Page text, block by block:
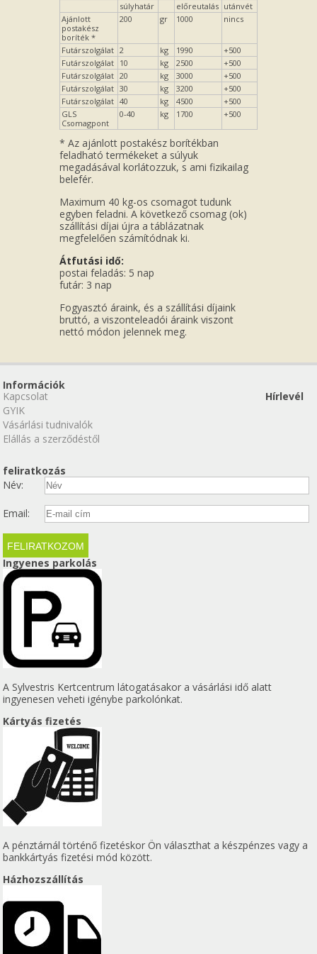
súlyhatár előreutalás utánvét
Ajánlott
postakész
boríték *
200 gr 1000 nincs
Futárszolgálat 2 kg 1990
+500
Futárszolgálat 10 kg 2500
+500
Futárszolgálat 20 kg 3000
+500
Futárszolgálat 30 kg 3200
+500
Futárszolgálat 40 kg 4500
+500
GLS
Csomagpont
0-40 kg 1700 +500
* Az ajánlott postakész borítékban
feladható termékeket a súlyuk
megadásával korlátozzuk, s ami fizikailag
belefér.
Maximum 40 kg-os csomagot tudunk
egyben feladni. A következő csomag (ok)
szállítási díjai újra a táblázatnak
megfelelően számítódnak ki.
Átfutási idő:
postai feladás: 5 nap
futár: 3 nap
Fogyasztó áraink, és a szállítási díjaink
bruttó, a viszonteleadói áraink viszont
nettó módon jelennek meg.
Információk
Kapcsolat
GYIK
Vásárlási tudnivalók
Elállás a szerződéstől
Hírlevél
feliratkozás
Név:
Email:
Ingyenes parkolás
A Sylvestris Kertcentrum látogatásakor a vásárlási idő alatt
ingyenesen veheti igénybe parkolónkat.
Kártyás fizetés
A pénztárnál történő fizetéskor Ön választhat a készpénzes vagy a
bankkártyás fizetési mód között.
Házhozszállítás